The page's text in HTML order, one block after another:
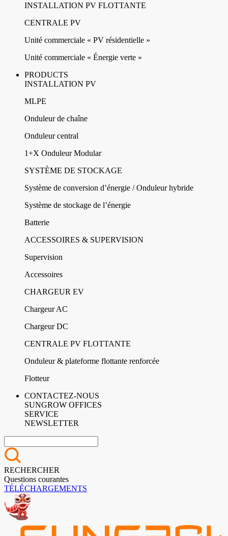
INSTALLATION PV FLOTTANTE
CENTRALE PV
Unité commerciale « PV résidentielle »
Unité commerciale « Énergie verte »
PRODUCTS
INSTALLATION PV
MLPE
Onduleur de chaîne
Onduleur central
1+X Onduleur Modular
SYSTÈME DE STOCKAGE
Système de conversion d’énergie / Onduleur hybride
Système de stockage de l’énergie
Batterie
ACCESSOIRES & SUPERVISION
Supervision
Accessoires
CHARGEUR EV
Chargeur AC
Chargeur DC
CENTRALE PV FLOTTANTE
Onduleur & plateforme flottante renforcée
Flotteur
CONTACTEZ-NOUS
SUNGROW OFFICES
SERVICE
NEWSLETTER
RECHERCHER
Questions courantes
TÉLÉCHARGEMENTS